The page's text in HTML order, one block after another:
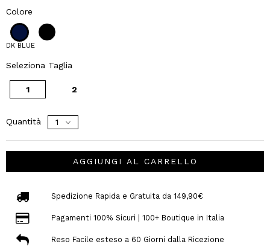
Colore
DK BLUE
Seleziona Taglia
1 2
Quantità
AGGIUNGI AL CARRELLO
Spedizione Rapida e Gratuita da 149,90€
Pagamenti 100% Sicuri | 100+ Boutique in Italia
Reso Facile esteso a 60 Giorni dalla Ricezione